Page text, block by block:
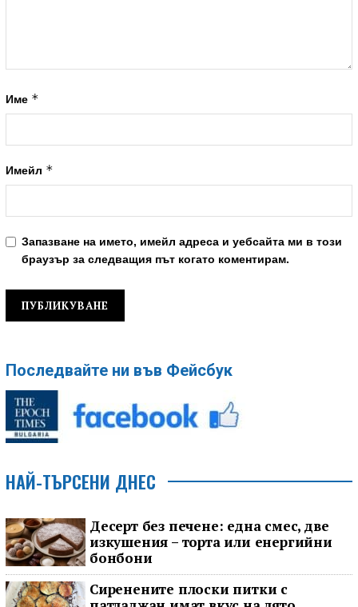
Име *
Имейл *
Запазване на името, имейл адреса и уебсайта ми в този
браузър за следващия път когато коментирам.
Последвайте ни във Фейсбук
НАЙ-ТЪРСЕНИ ДНЕС
Десерт без печене: една смес, две
изкушения – торта или енергийни
бонбони
Сиренените плоски питки с